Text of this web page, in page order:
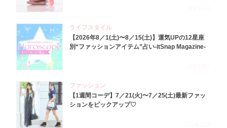
ライフスタイル
【2026年8／1(土)〜8／15(土)】運気UPの12星座
別“ファッションアイテム”占い-itSnap Magazine-
ファッション
【1週間コーデ】7／21(火)〜7／25(土)最新ファッ
ションをピックアップ♡